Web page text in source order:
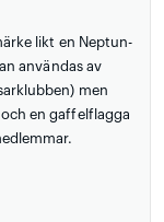
likt en Neptun-
användas av
men
en gaffelflagga